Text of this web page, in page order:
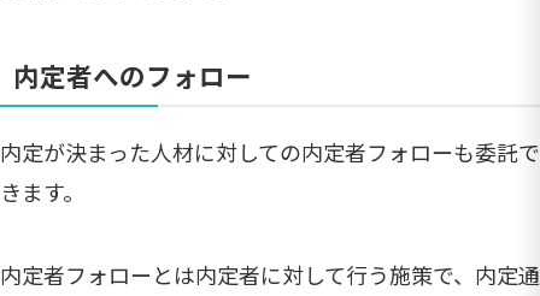
内定者へのフォロー
内定が決まった人材に対しての内定者フォローも委託で
きます。
内定者フォローとは内定者に対して行う施策で、内定通